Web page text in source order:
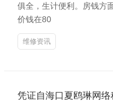
俱全，生计便利。房钱方
价钱在80
维修资讯
凭证自海口夏鸥琳网